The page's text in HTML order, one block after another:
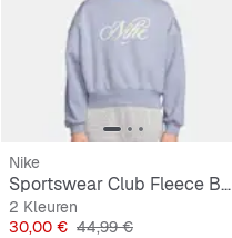
Nike
Sportswear Club Fleece Boxy Graphic Crew
2 Kleuren
Prijs
30,00 € Originele Prijs
44,99 €